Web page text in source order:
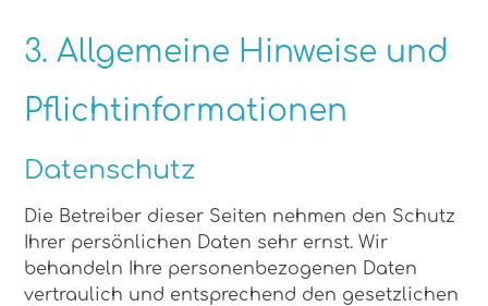
3. Allgemeine Hinweise und
Pflicht­informationen
Datenschutz
Die Betreiber dieser Seiten nehmen den Schutz
Ihrer persönlichen Daten sehr ernst. Wir
behandeln Ihre personenbezogenen Daten
vertraulich und entsprechend den gesetzlichen